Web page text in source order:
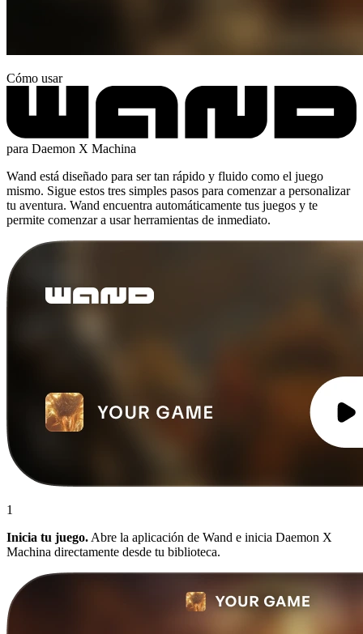
Cómo usar
para Daemon X Machina
Wand está diseñado para ser tan rápido y fluido como el juego
mismo. Sigue estos tres simples pasos para comenzar a personalizar
tu aventura. Wand encuentra automáticamente tus juegos y te
permite comenzar a usar herramientas de inmediato.
1
Inicia tu juego. Abre la aplicación de Wand e inicia Daemon X
Machina directamente desde tu biblioteca.